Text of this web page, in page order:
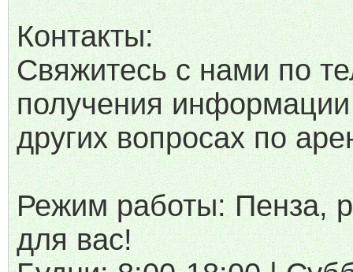
Контакты:
Свяжитесь с нами по
получения информации
других вопросах по
Режим работы: Пенза,
для вас!